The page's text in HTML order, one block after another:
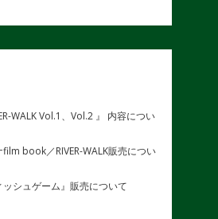
WALK Vol.1、Vol.2 』 内容につい
book／RIVER-WALK販売につい
ッシュゲーム』販売について